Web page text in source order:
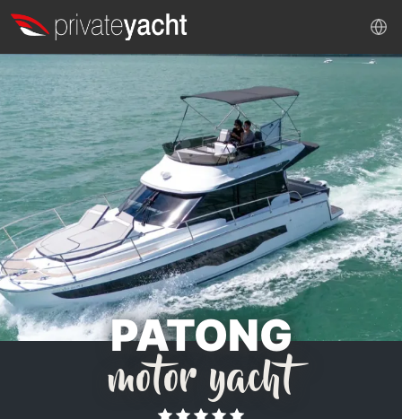
PATONG
motor yacht